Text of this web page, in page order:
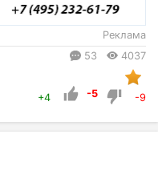
Реклама
53 4037
+4 -5 -9